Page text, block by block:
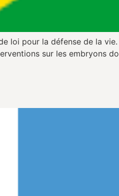
loi pour la défense de la vie.
sur les embryons